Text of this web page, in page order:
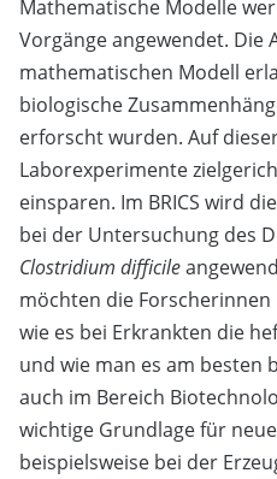
Mathematische Modelle
Vorgänge angewendet. Die
mathematischen Modell
biologische
erforscht wurden. Auf
Laborexperimente
einsparen. Im BRICS wird
bei der Untersuchung des
Clostridium difficile
möchten die
wie es bei Erkrankten die
und wie man es am besten
auch im Bereich
wichtige Grundlage für
beispielsweise bei der